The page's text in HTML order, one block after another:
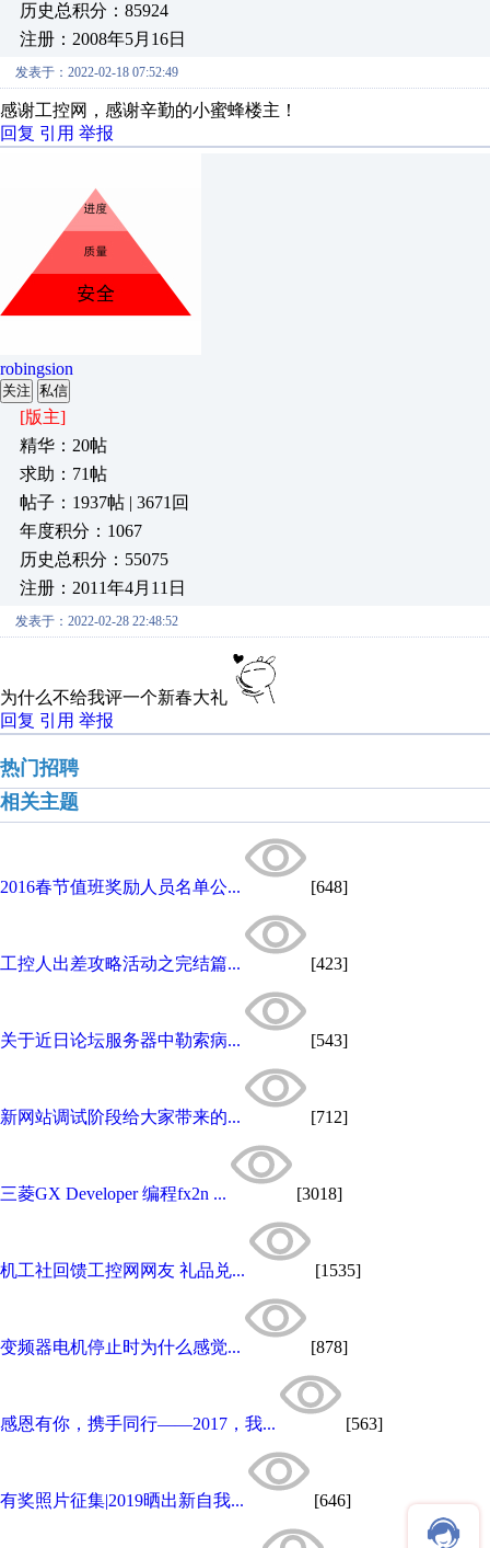
历史总积分：85924
注册：2008年5月16日
发表于：2022-02-18 07:52:49
感谢工控网，感谢辛勤的小蜜蜂楼主！
回复 引用 举报
robingsion
关注 私信
[版主]
精华：20帖
求助：71帖
帖子：1937帖 | 3671回
年度积分：1067
历史总积分：55075
注册：2011年4月11日
发表于：2022-02-28 22:48:52
为什么不给我评一个新春大礼
回复 引用 举报
热门招聘
相关主题
2016春节值班奖励人员名单公... [648]
工控人出差攻略活动之完结篇... [423]
关于近日论坛服务器中勒索病... [543]
新网站调试阶段给大家带来的... [712]
三菱GX Developer 编程fx2n ... [3018]
机工社回馈工控网网友 礼品兑... [1535]
变频器电机停止时为什么感觉... [878]
感恩有你，携手同行——2017，我... [563]
有奖照片征集|2019晒出新自我... [646]